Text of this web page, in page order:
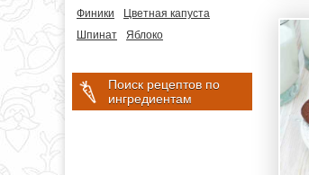
Финики
Цветная капуста
Шпинат
Яблоко
Поиск рецептов по
ингредиентам